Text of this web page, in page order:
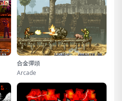
合金彈頭
Arcade